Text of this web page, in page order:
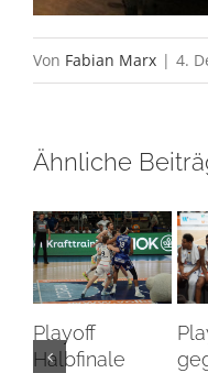
Von Fabian Marx | 4.
Ähnliche
Playoff
Halbfinale